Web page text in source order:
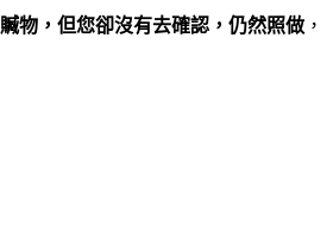
物，但您卻沒有去確認，仍然照做 ，